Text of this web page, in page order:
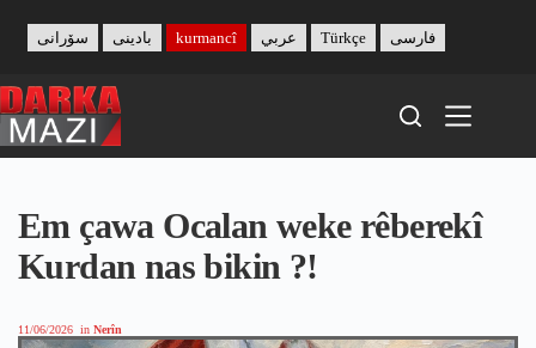
content
بادینی سۆرانی kurmancî عربي Türkçe فارسی
Em çawa Ocalan weke rêberekî
Kurdan nas bikin ?!
11/06/2026 in Nerîn